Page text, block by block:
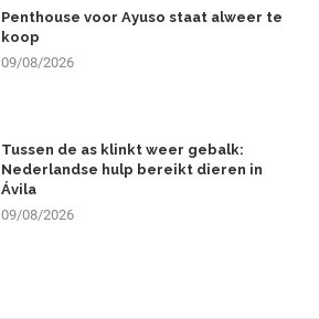
Penthouse voor Ayuso staat alweer te
koop
09/08/2026
Tussen de as klinkt weer gebalk:
Nederlandse hulp bereikt dieren in
Ávila
09/08/2026